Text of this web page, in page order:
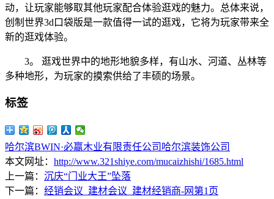
动，让玩家能够取其他玩家配合体验逛戏的魅力。总体来说，
创制世界3d口袋版是一款值得一试的逛戏，它将为玩家带来全
新的逛戏体验。
3。 逛戏世界中的地形地貌多样，有山水、河道、丛林等
多种地形，为玩家的摸索供给了丰硕的场景。
标签
哈尔滨BWIN·必赢木业有限责任公司 哈尔滨装饰公司
本文网址： http://www.321shiye.com/mucaizhishi/1685.html
上一篇： 沉庆“门业大王”坠落
下一篇： 经销会议_建材会议_建材经销商-网第1页